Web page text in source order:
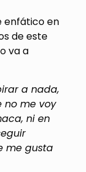
enfático en
de este
va a
a nada,
no me voy
ni en
me gusta